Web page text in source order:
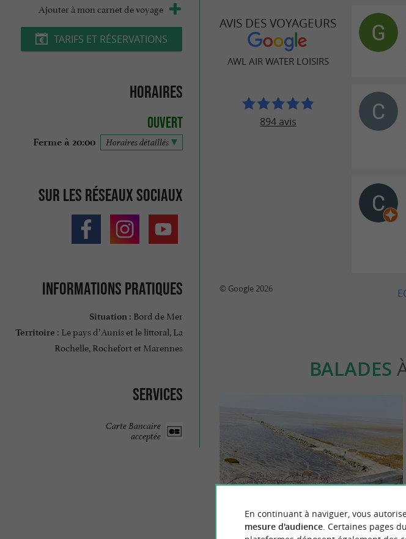
Ajouter à mon carnet de voyage
TARIFS ET RÉSERVATIONS
Horaires
Ouvert
Ferme à 20:00 Horaires détaillés
Sur les réseaux sociaux
Informations pratiques
Situation : Bord de Mer
Territoire : Le pays d’Aunis et le littoral, La
Rochelle, Rochefort et Marennes
Services
Carte Bancaire
acceptée
AVIS DES VOYAGEURS
AWL AIR WATER LOISIRS
894 avis
© Google 2026
BALADES
Esnandes : un village au bord de la réserve
En continuant à naviguer, vous
mesure d'audience. Certaines pages